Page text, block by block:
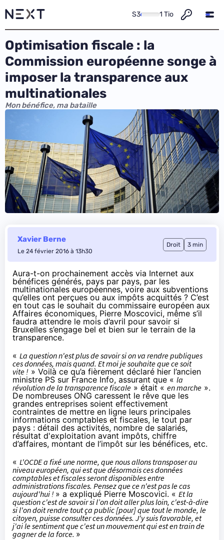
S3 1 Tio
Optimisation fiscale : la
Commission européenne songe à
imposer la transparence aux
multinationales
Mon bénéfice, ma bataille
Xavier Berne
Le 24 février 2016 à 13h30
Droit 3 min
Aura-t-on prochainement accès via Internet aux
bénéfices générés, pays par pays, par les
multinationales européennes, voire aux subventions
qu’elles ont perçues ou aux impôts acquittés ? C’est
en tout cas le souhait du commissaire européen aux
Affaires économiques, Pierre Moscovici, même s’il
faudra attendre le mois d’avril pour savoir si
Bruxelles s’engage bel et bien sur le terrain de la
transparence.
« La question n'est plus de savoir si on va rendre publiques
ces données, mais quand. Et moi je souhaite que ce soit
vite ! » Voilà ce qu’a fièrement déclaré hier l’ancien
ministre PS sur France Info, assurant que « la
révolution de la transparence fiscale » était « en marche ».
De nombreuses ONG caressent le rêve que les
grandes entreprises soient effectivement
contraintes de mettre en ligne leurs principales
informations comptables et fiscales, le tout par
pays : détail des activités, nombre de salariés,
résultat d'exploitation avant impôts, chiffre
d’affaires, montant de l’impôt sur les bénéfices, etc.
« L'OCDE a fixé une norme, que nous allons transposer au
niveau européen, qui est que désormais ces données
comptables et fiscales seront disponibles entre
administrations fiscales. Pensez que ce n'est pas le cas
aujourd'hui ! » a expliqué Pierre Moscovici. « Et la
question c'est de savoir si l’on doit aller plus loin, c'est-à-dire
si l'on doit rendre tout ça public [pour] que tout le monde, le
citoyen, puisse consulter ces données. J'y suis favorable, et
j'ai le sentiment que c'est un mouvement qui est en train de
gagner de la force. »